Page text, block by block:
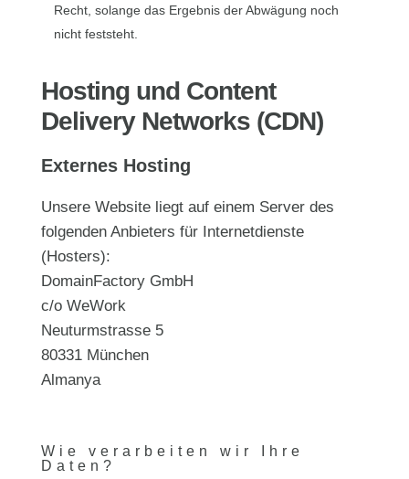
Recht, solange das Ergebnis der Abwägung noch
nicht feststeht.
Hosting und Content
Delivery Networks (CDN)
Externes Hosting
Unsere Website liegt auf einem Server des
folgenden Anbieters für Internetdienste
(Hosters):
DomainFactory GmbH
c/o WeWork
Neuturmstrasse 5
80331 München
Almanya
Wie verarbeiten wir Ihre
Daten?